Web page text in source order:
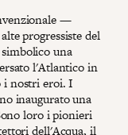
—
progressiste del
una
l'Atlantico in
i nostri eroi. I
inaugurato una
loro i pionieri
dell'Acqua, il